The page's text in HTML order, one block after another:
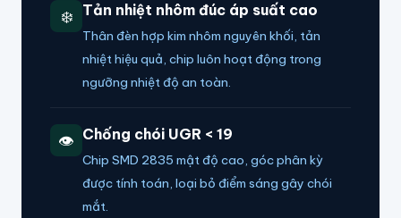
❄️ Tản nhiệt nhôm đúc áp suất cao
Thân đèn hợp kim nhôm nguyên khối, tản
nhiệt hiệu quả, chip luôn hoạt động trong
ngưỡng nhiệt độ an toàn.
👁️ Chống chói UGR < 19
Chip SMD 2835 mật độ cao, góc phân kỳ
được tính toán, loại bỏ điểm sáng gây chói
mắt.